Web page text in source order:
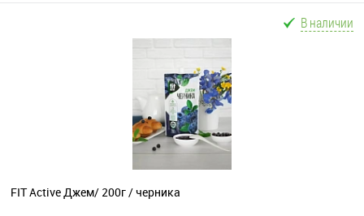
В наличии
FIT Active Джем/ 200г / черника